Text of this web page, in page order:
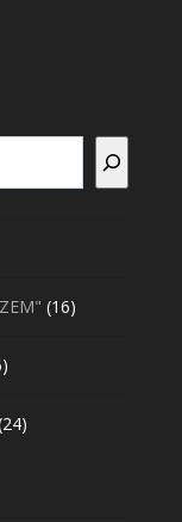
1616
226
2424